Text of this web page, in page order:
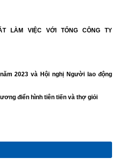
LÀM VIỆC VỚI TỔNG CÔNG TY
2023 và Hội nghị Người lao động
điển hình tiên tiến và thợ giỏi